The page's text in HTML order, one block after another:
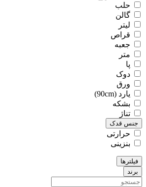
حلب
گالن
لیتر
قراص
جعبه
متر
پا
دوک
ورق
یارد (90cm)
بشکه
تناژ
جنس قدک
حرارتی
بنزینی
فیلترها
برند